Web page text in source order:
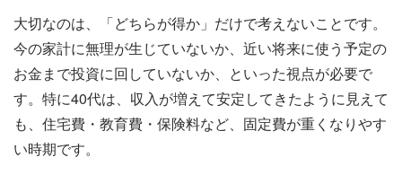
大切なのは、「どちらが得か」だけで考えないことです。
今の家計に無理が生じていないか、近い将来に使う予定の
お金まで投資に回していないか、といった視点が必要で
す。特に40代は、収入が増えて安定してきたように見えて
も、住宅費・教育費・保険料など、固定費が重くなりやす
い時期です。